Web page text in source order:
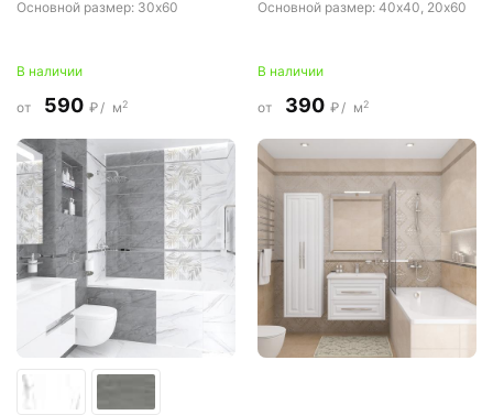
Основной размер: 30x60
В наличии
от 590 ₽/ м2
Основной размер: 40x40, 20x60
В наличии
от 390 ₽/ м2